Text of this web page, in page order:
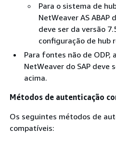
Para o sistema de
NetWeaver AS ABAP
deve ser da versão
configuração de hub
Para fontes não de ODP,
NetWeaver do SAP deve
acima.
Métodos de autenticação
Os seguintes métodos de
compatíveis: